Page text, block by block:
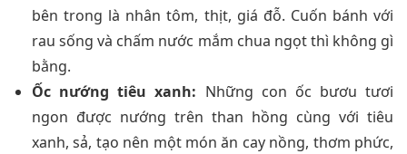
bên trong là nhân tôm, thịt, giá đỗ. Cuốn bánh với
rau sống và chấm nước mắm chua ngọt thì không gì
bằng.
Ốc nướng tiêu xanh: Những con ốc bươu tươi
ngon được nướng trên than hồng cùng với tiêu
xanh, sả, tạo nên một món ăn cay nồng, thơm phức,